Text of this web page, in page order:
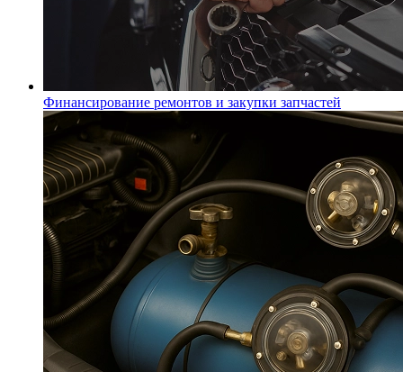
Финансирование ремонтов и закупки запчастей